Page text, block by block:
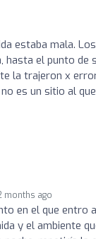
estaba mala.
hasta el punto
la trajeron x
es un sitio al
months ago
en el que entro
y el ambiente